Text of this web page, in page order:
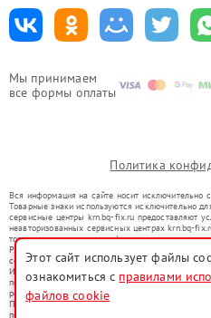
Мы принимаем
все формы оплаты
Политика
Вся информация на сайте носит исключительно
Товарные знаки используются исключительно
сервисные центры krn.bq-fix.ru предоставляют
неавторизованных сервисных центрах krn.bq-
товарных знаков или их официальными
Ремонт осуществляется для устройств, уже
со статьей 1487 ГК РФ.
Использование товарных знаков не преследует
потребителей в заблуждение, а служит для
ремонту техники указанных брендов.
Представленная на сайте информация не
положениями Статьи 437(2) Гражданского
Этот сайт использует файлы
ознакомиться с правилами
файлов cookie